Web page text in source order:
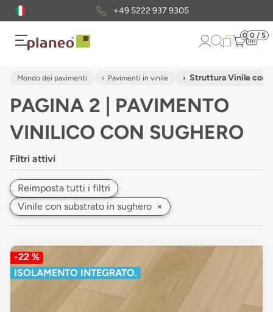
+49 5222 937 9305
0 0 / 5
Mondo dei pavimenti Pavimenti in vinile Struttura Vinile con
PAGINA 2 | PAVIMENTO
VINILICO CON SUGHERO
Filtri attivi
Reimposta tutti i filtri
Vinile con substrato in sughero ×
-22 %
ISOLAMENTO INTEGRATO.